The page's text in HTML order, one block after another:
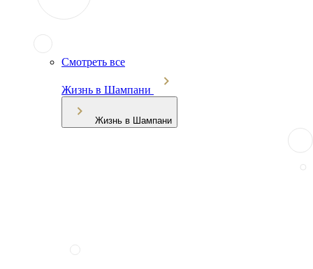
Смотреть все
Жизнь в Шампани
Жизнь в Шампани